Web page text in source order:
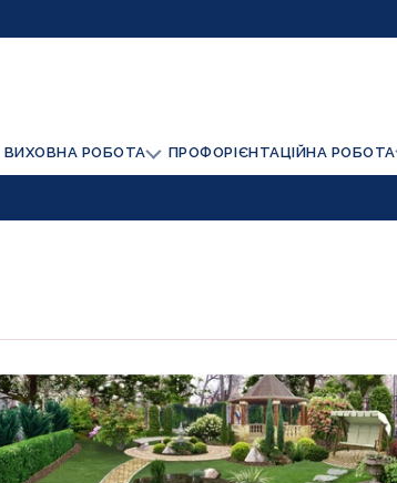
ВИХОВНА РОБОТА ПРОФОРІЄНТАЦІЙНА РОБОТА